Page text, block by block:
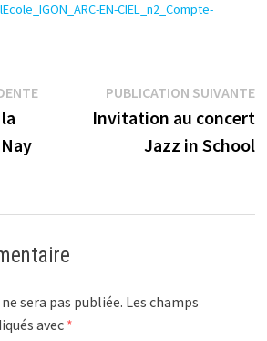
EN-CIEL_n2_Compte-
Publication
précédente :
PUBLICATION SUIVANTE
Invitation au concert
Jazz in School
sera pas publiée. Les champs
avec *